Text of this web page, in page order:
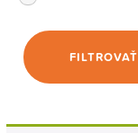
FILTROVAŤ